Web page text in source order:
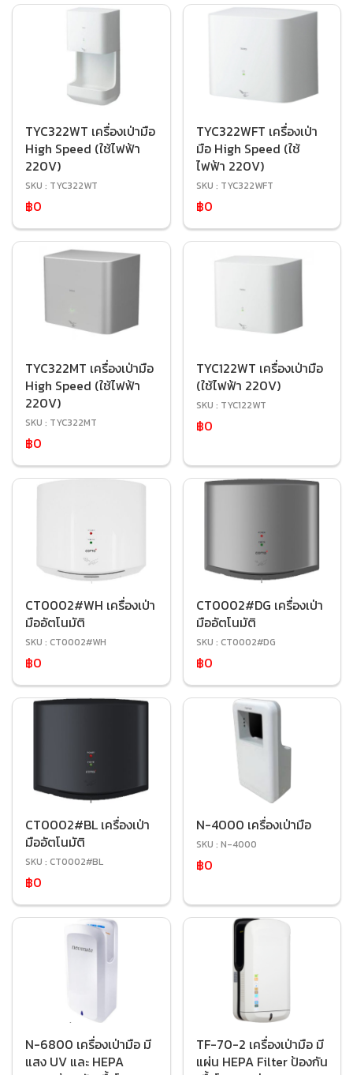
TYC322WT เครื่องเป่ามือ
High Speed (ใช้ไฟฟ้า
220V)
SKU : TYC322WT
฿0
TYC322WFT เครื่องเป่า
มือ High Speed (ใช้
ไฟฟ้า 220V)
SKU : TYC322WFT
฿0
TYC322MT เครื่องเป่ามือ
High Speed (ใช้ไฟฟ้า
220V)
SKU : TYC322MT
฿0
TYC122WT เครื่องเป่ามือ
(ใช้ไฟฟ้า 220V)
SKU : TYC122WT
฿0
CT0002#WH เครื่องเป่า
มืออัตโนมัติ
SKU : CT0002#WH
฿0
CT0002#DG เครื่องเป่า
มืออัตโนมัติ
SKU : CT0002#DG
฿0
CT0002#BL เครื่องเป่า
มืออัตโนมัติ
SKU : CT0002#BL
฿0
N-4000 เครื่องเป่ามือ
SKU : N-4000
฿0
N-6800 เครื่องเป่ามือ มี
แสง UV และ HEPA
TF-70-2 เครื่องเป่ามือ มี
แผ่น HEPA Filter ป้องกัน